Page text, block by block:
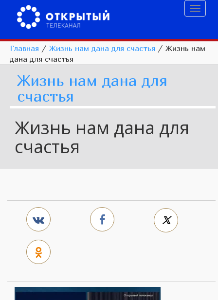
Главная / Жизнь нам дана для счастья / Жизнь нам
дана для счастья
Жизнь нам дана для
счастья
Жизнь нам дана для
счастья